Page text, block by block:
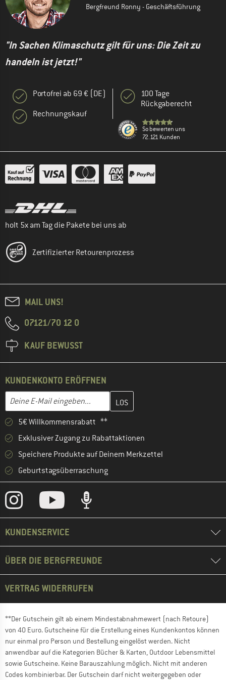
Bergfreund Ronny - Geschäftsführung
"In Sachen Klimaschutz gilt für uns: Die Zeit zu
handeln ist jetzt!"
Portofrei ab 69 € (DE)
Rechnungskauf
100 Tage
Rückgaberecht
So bewerten uns
72.121 Kunden
holt 5x am Tag die Pakete bei uns ab
Zertifizierter Retourenprozess
MAIL UNS!
07121/70 12 0
KAUF BEWUSST
KUNDENKONTO ERÖFFNEN
E-Mail-Adresse
Gib hier deine E-Mail-Adresse ein und erstelle im nächsten
5€ Willkommensrabatt **
Exklusiver Zugang zu Rabattaktionen
Speichere Produkte auf Deinem Merkzettel
Geburtstagsüberraschung
KUNDENSERVICE
ÜBER DIE BERGFREUNDE
VERTRAG WIDERRUFEN
**Der Gutschein gilt ab einem Mindestabnahmewert (nach Retoure)
von 40 Euro. Gutscheine für die Erstellung eines Kundenkontos können
nur einmal pro Person und Bestellung eingelöst werden. Nicht
anwendbar auf die Kategorien Bücher & Karten, Outdoor Lebensmittel
sowie Gutscheine. Keine Barauszahlung möglich. Nicht mit anderen
Codes kombinierbar. Der Gutschein darf nicht weitergegeben oder